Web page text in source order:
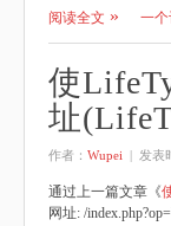
阅读全文 一
使
址
作者： Wupei | 发表
通过上一篇文章《
网址: /